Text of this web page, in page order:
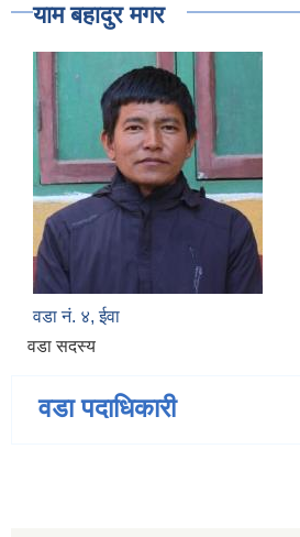
याम बहादुर मगर
वडा नं. ४, ईवा
वडा सदस्य
वडा पदाधिकारी